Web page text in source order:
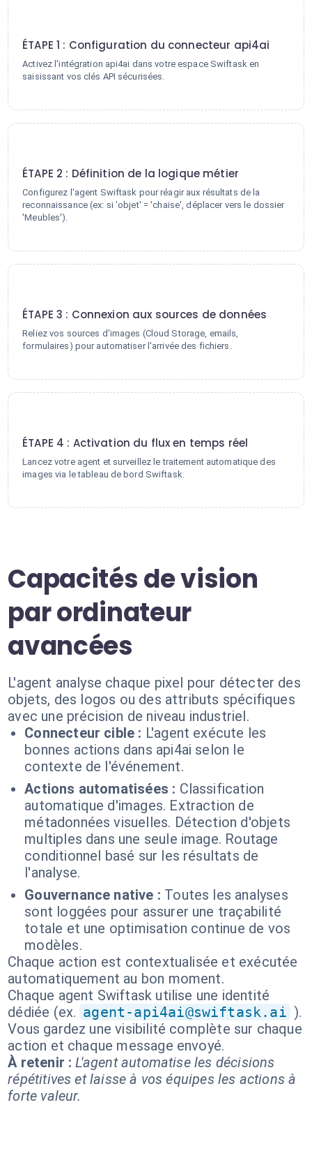
ÉTAPE 1 : Configuration du connecteur api4ai
Activez l'intégration api4ai dans votre espace Swiftask en
saisissant vos clés API sécurisées.
ÉTAPE 2 : Définition de la logique métier
Configurez l'agent Swiftask pour réagir aux résultats de la
reconnaissance (ex: si 'objet' = 'chaise', déplacer vers le dossier
'Meubles').
ÉTAPE 3 : Connexion aux sources de données
Reliez vos sources d'images (Cloud Storage, emails,
formulaires) pour automatiser l'arrivée des fichiers.
ÉTAPE 4 : Activation du flux en temps réel
Lancez votre agent et surveillez le traitement automatique des
images via le tableau de bord Swiftask.
Capacités de vision
par ordinateur
avancées
L'agent analyse chaque pixel pour détecter des
objets, des logos ou des attributs spécifiques
avec une précision de niveau industriel.
Connecteur cible : L'agent exécute les
bonnes actions dans api4ai selon le
contexte de l'événement.
Actions automatisées : Classification
automatique d'images. Extraction de
métadonnées visuelles. Détection d'objets
multiples dans une seule image. Routage
conditionnel basé sur les résultats de
l'analyse.
Gouvernance native : Toutes les analyses
sont loggées pour assurer une traçabilité
totale et une optimisation continue de vos
modèles.
Chaque action est contextualisée et exécutée
automatiquement au bon moment.
Chaque agent Swiftask utilise une identité
dédiée (ex. agent-api4ai@swiftask.ai ).
Vous gardez une visibilité complète sur chaque
action et chaque message envoyé.
À retenir : L'agent automatise les décisions
répétitives et laisse à vos équipes les actions à
forte valeur.